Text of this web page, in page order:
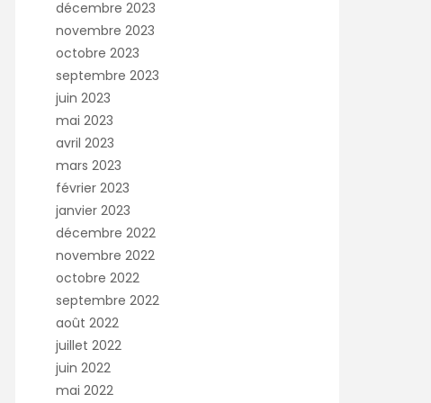
décembre 2023
novembre 2023
octobre 2023
septembre 2023
juin 2023
mai 2023
avril 2023
mars 2023
février 2023
janvier 2023
décembre 2022
novembre 2022
octobre 2022
septembre 2022
août 2022
juillet 2022
juin 2022
mai 2022